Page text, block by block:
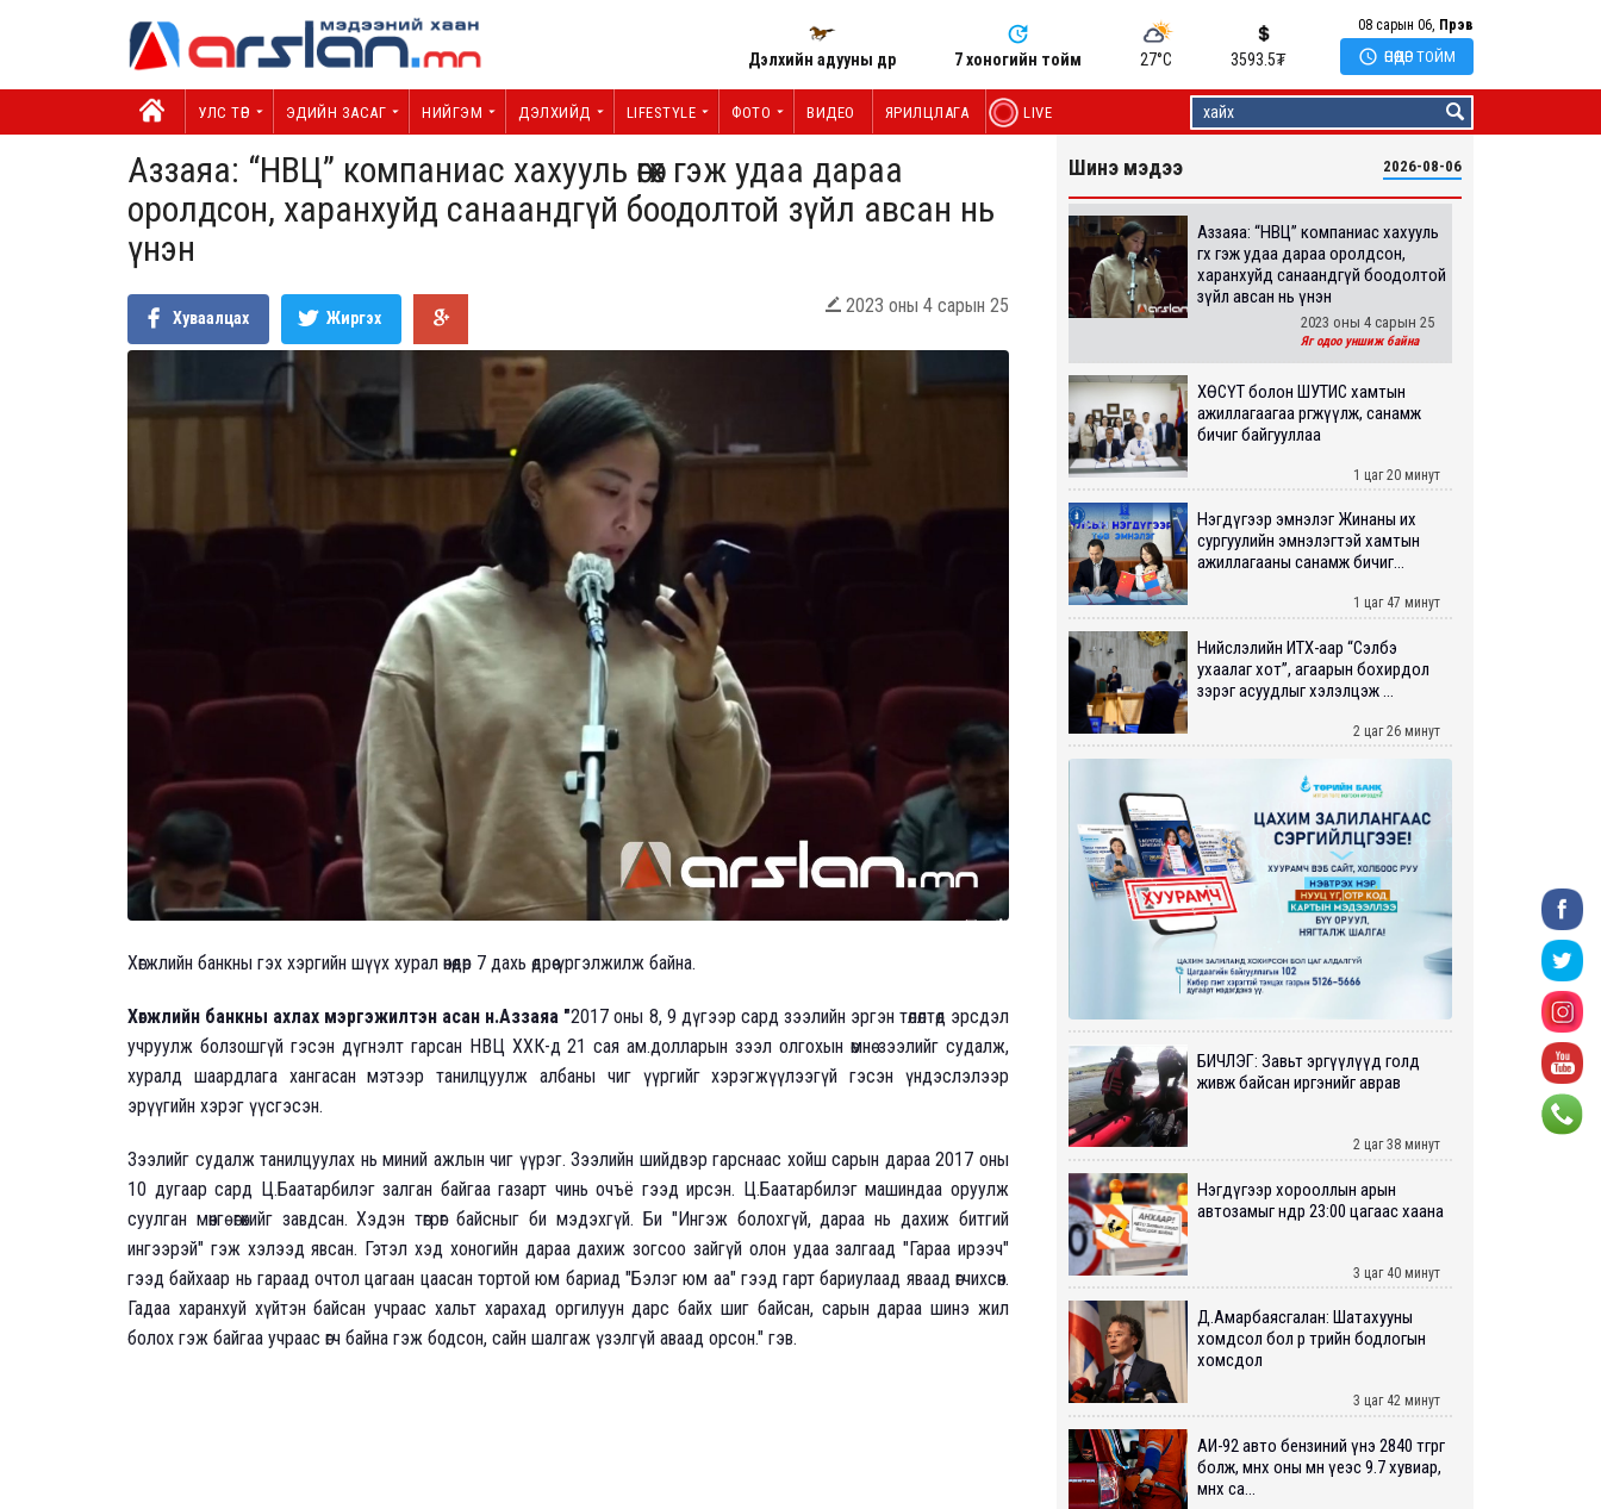
Дэлхийн адууны өдөр 7 хоногийн тойм 27°C 3593.5₮
08 сарын 06, Пүрэв
 ӨНӨӨДӨР ТОЙМ
УЛС ТӨР ЭДИЙН ЗАСАГ НИЙГЭМ ДЭЛХИЙД LIFESTYLE ФОТО ВИДЕО ЯРИЛЦЛАГА LIVE
Аззаяа: “НВЦ” компаниас хахууль өгөх гэж удаа дараа
оролдсон, харанхуйд санаандгүй боодолтой зүйл авсан нь
үнэн
Хуваалцах Жиргэх
 2023 оны 4 сарын 25
Хөгжлийн банкны гэх хэргийн шүүх хурал өнөөдөр 7 дахь өдрөө үргэлжилж байна.
Хөгжлийн банкны ахлах мэргэжилтэн асан н.Аззаяа "2017 оны 8, 9 дүгээр сард зээлийн эргэн төлөлтөд эрсдэл
учруулж болзошгүй гэсэн дүгнэлт гарсан НВЦ ХХК-д 21 сая ам.долларын зээл олгохын өмнө зээлийг судалж,
хуралд шаардлага хангасан мэтээр танилцуулж албаны чиг үүргийг хэрэгжүүлээгүй гэсэн үндэслэлээр
эрүүгийн хэрэг үүсгэсэн.
Зээлийг судалж танилцуулах нь миний ажлын чиг үүрэг. Зээлийн шийдвэр гарснаас хойш сарын дараа 2017 оны
10 дугаар сард Ц.Баатарбилэг залган байгаа газарт чинь очъё гээд ирсэн. Ц.Баатарбилэг машиндаа оруулж
суулган мөнгө өгөхийг завдсан. Хэдэн төгрөг байсныг би мэдэхгүй. Би "Ингэж болохгүй, дараа нь дахиж битгий
ингээрэй" гэж хэлээд явсан. Гэтэл хэд хоногийн дараа дахиж зогсоо зайгүй олон удаа залгаад "Гараа ирээч"
гээд байхаар нь гараад очтол цагаан цаасан тортой юм бариад "Бэлэг юм аа" гээд гарт бариулаад яваад өгчихсөн.
Гадаа харанхуй хүйтэн байсан учраас хальт харахад оргилуун дарс байх шиг байсан, сарын дараа шинэ жил
болох гэж байгаа учраас өгч байна гэж бодсон, сайн шалгаж үзэлгүй аваад орсон." гэв.
Шинэ мэдээ 2026-08-06
Аззаяа: “НВЦ” компаниас хахууль
өгөх гэж удаа дараа оролдсон,
харанхуйд санаандгүй боодолтой
зүйл авсан нь үнэн
2023 оны 4 сарын 25
Яг одоо уншиж байна
ХӨСҮТ болон ШУТИС хамтын
ажиллагаагаа өргөжүүлж, санамж
бичиг байгууллаа
1 цаг 20 минут
Нэгдүгээр эмнэлэг Жинаны их
сургуулийн эмнэлэгтэй хамтын
ажиллагааны санамж бичиг...
1 цаг 47 минут
Нийслэлийн ИТХ-аар “Сэлбэ
ухаалаг хот”, агаарын бохирдол
зэрэг асуудлыг хэлэлцэж ...
2 цаг 26 минут
БИЧЛЭГ: Завьт эргүүлүүд голд
живж байсан иргэнийг аврав
2 цаг 38 минут
Нэгдүгээр хорооллын арын
автозамыг өнөөдөр 23:00 цагаас хаана
3 цаг 40 минут
Д.Амарбаясгалан: Шатахууны
хомдсол бол өөрөө төрийн бодлогын
хомсдол
3 цаг 42 минут
АИ-92 авто бензиний үнэ 2840 төгрөг
болж, өмнөх оны мөн үеэс 9.7 хувиар,
өмнөх са...